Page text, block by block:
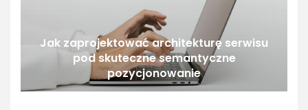
Jak zaprojektować architekturę serwisu
pod skuteczne semantyczne
pozycjonowanie